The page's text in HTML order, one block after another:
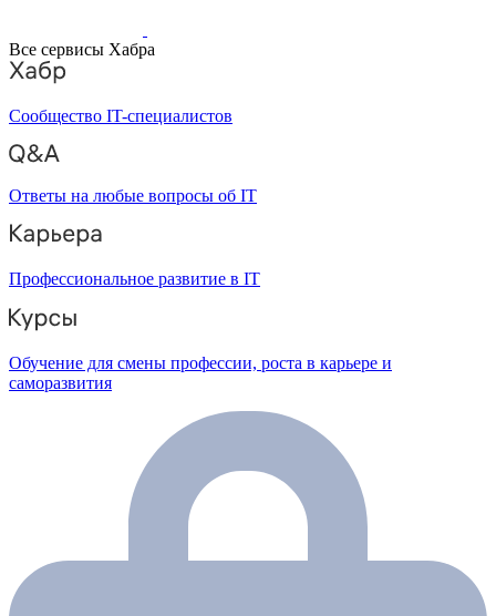
Все сервисы Хабра
Сообщество IT-специалистов
Ответы на любые вопросы об IT
Профессиональное развитие в IT
Обучение для смены профессии, роста в карьере и
саморазвития